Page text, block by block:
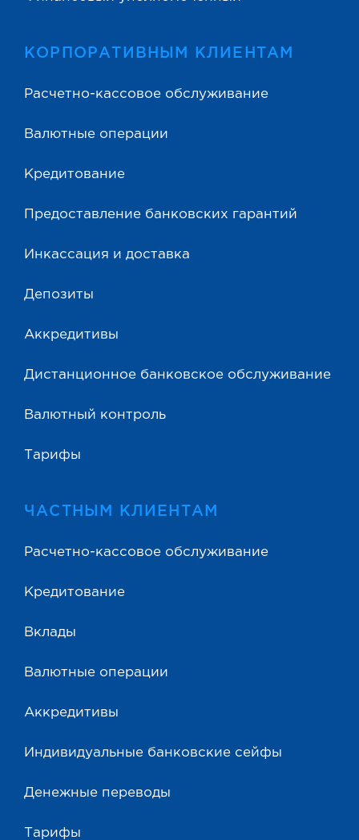
КОРПОРАТИВНЫМ КЛИЕНТАМ
Расчетно-кассовое обслуживание
Валютные операции
Кредитование
Предоставление банковских гарантий
Инкассация и доставка
Депозиты
Аккредитивы
Дистанционное банковское обслуживание
Валютный контроль
Тарифы
ЧАСТНЫМ КЛИЕНТАМ
Расчетно-кассовое обслуживание
Кредитование
Вклады
Валютные операции
Аккредитивы
Индивидуальные банковские сейфы
Денежные переводы
Тарифы